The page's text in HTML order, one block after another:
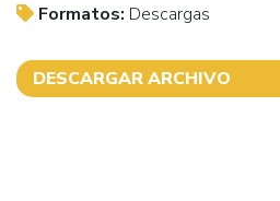
Formatos: Descargas
DESCARGAR ARCHIVO